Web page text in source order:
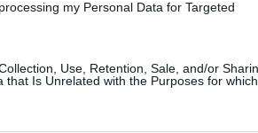
my Personal Data for Targeted
Use, Retention, Sale, and/or
that Is Unrelated with the Purposes for